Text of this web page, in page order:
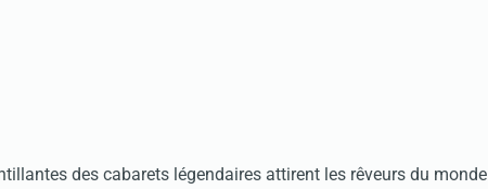
des cabarets légendaires attirent les rêveurs du monde